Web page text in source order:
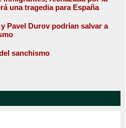
una tragedia para España
Pavel Durov podrían salvar a
sanchismo